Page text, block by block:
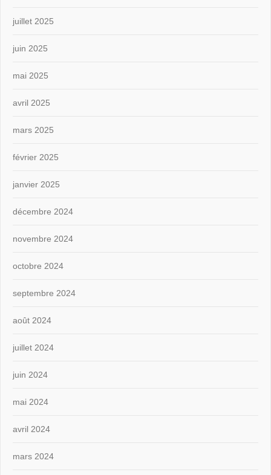
juillet 2025
juin 2025
mai 2025
avril 2025
mars 2025
février 2025
janvier 2025
décembre 2024
novembre 2024
octobre 2024
septembre 2024
août 2024
juillet 2024
juin 2024
mai 2024
avril 2024
mars 2024